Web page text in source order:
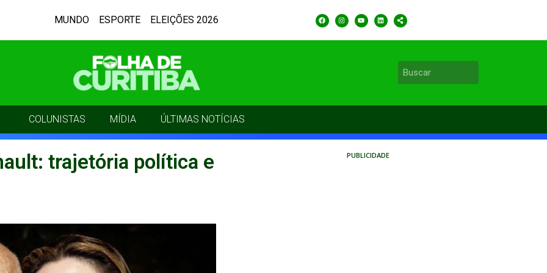
MUNDO ESPORTE ELEIÇÕES 2026
COLUNISTAS MÍDIA ÚLTIMAS NOTÍCIAS
trajetória política e
PUBLICIDADE